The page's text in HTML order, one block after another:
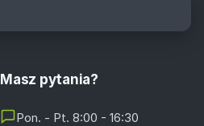
Masz pytania?
Pon. - Pt. 8:00 - 16:30